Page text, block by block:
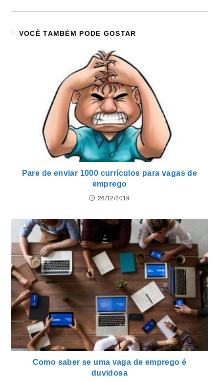
VOCÊ TAMBÉM PODE GOSTAR
Pare de enviar 1000 currículos para vagas de
emprego
26/12/2019
Como saber se uma vaga de emprego é
duvidosa